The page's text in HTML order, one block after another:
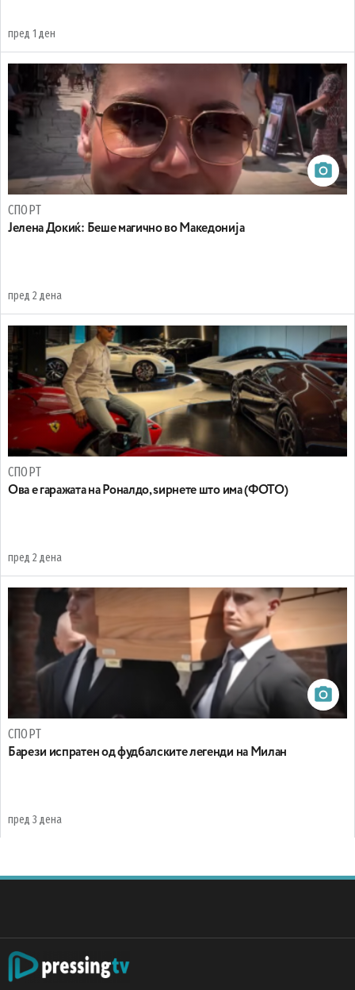
пред 1 ден
СПОРТ
Јелена Докиќ: Беше магично во Македонија
пред 2 дена
СПОРТ
Ова е гаражата на Роналдо, ѕирнете што има (ФОТО)
пред 2 дена
СПОРТ
Барези испратен од фудбалските легенди на Милан
пред 3 дена